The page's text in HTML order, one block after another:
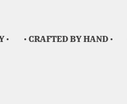
• • CRAFTED BY HAND •